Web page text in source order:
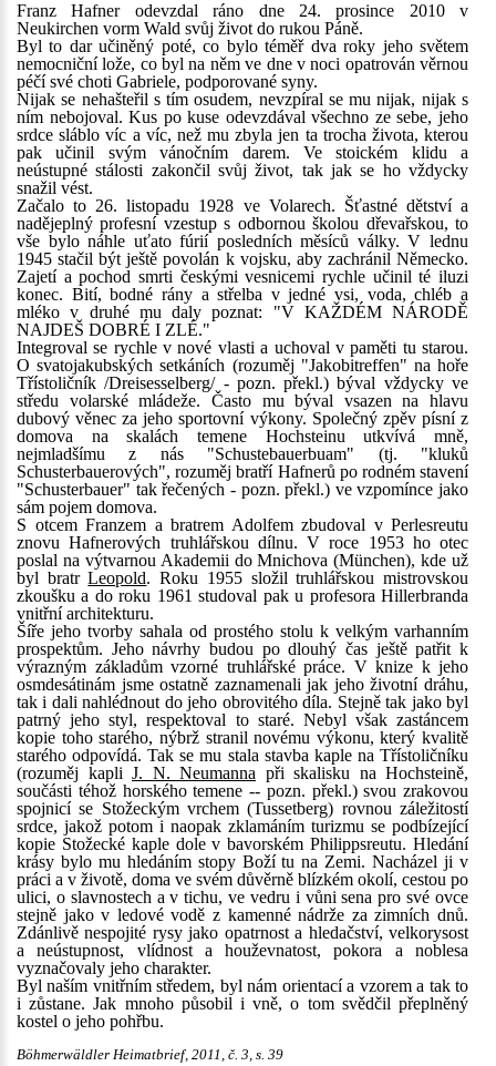
Franz Hafner odevzdal ráno dne 24. prosince 2010 v
Neukirchen vorm Wald svůj život do rukou Páně.
Byl to dar učiněný poté, co bylo téměř dva roky jeho světem
nemocniční lože, co byl na něm ve dne v noci opatrován věrnou
péčí své choti Gabriele, podporované syny.
Nijak se nehašteřil s tím osudem, nevzpíral se mu nijak, nijak s
ním nebojoval. Kus po kuse odevzdával všechno ze sebe, jeho
srdce sláblo víc a víc, než mu zbyla jen ta trocha života, kterou
pak učinil svým vánočním darem. Ve stoickém klidu a
neústupné stálosti zakončil svůj život, tak jak se ho vždycky
snažil vést.
Začalo to 26. listopadu 1928 ve Volarech. Šťastné dětství a
nadějeplný profesní vzestup s odbornou školou dřevařskou, to
vše bylo náhle uťato fúrií posledních měsíců války. V lednu
1945 stačil být ještě povolán k vojsku, aby zachránil Německo.
Zajetí a pochod smrti českými vesnicemi rychle učinil té iluzi
konec. Bití, bodné rány a střelba v jedné vsi, voda, chléb a
mléko v druhé mu daly poznat: "V KAŽDÉM NÁRODĚ
NAJDEŠ DOBRÉ I ZLÉ."
Integroval se rychle v nové vlasti a uchoval v paměti tu starou.
O svatojakubských setkáních (rozuměj "Jakobitreffen" na hoře
Třístoličník /Dreisesselberg/ - pozn. překl.) býval vždycky ve
středu volarské mládeže. Často mu býval vsazen na hlavu
dubový věnec za jeho sportovní výkony. Společný zpěv písní z
domova na skalách temene Hochsteinu utkvívá mně,
nejmladšímu z nás "Schustebauerbuam" (tj. "kluků
Schusterbauerových", rozuměj bratří Hafnerů po rodném stavení
"Schusterbauer" tak řečených - pozn. překl.) ve vzpomínce jako
sám pojem domova.
S otcem Franzem a bratrem Adolfem zbudoval v Perlesreutu
znovu Hafnerových truhlářskou dílnu. V roce 1953 ho otec
poslal na výtvarnou Akademii do Mnichova (München), kde už
byl bratrLeopold. Roku 1955 složil truhlářskou mistrovskou
zkoušku a do roku 1961 studoval pak u profesora Hillerbranda
vnitřní architekturu.
Šíře jeho tvorby sahala od prostého stolu k velkým varhanním
prospektům. Jeho návrhy budou po dlouhý čas ještě patřit k
výrazným základům vzorné truhlářské práce. V knize k jeho
osmdesátinám jsme ostatně zaznamenali jak jeho životní dráhu,
tak i dali nahlédnout do jeho obrovitého díla. Stejně tak jako byl
patrný jeho styl, respektoval to staré. Nebyl však zastáncem
kopie toho starého, nýbrž stranil novému výkonu, který kvalitě
starého odpovídá. Tak se mu stala stavba kaple na Třístoličníku
(rozuměj kapli J. N. Neumanna při skalisku na Hochsteině,
součásti téhož horského temene -- pozn. překl.) svou zrakovou
spojnicí se Stožeckým vrchem (Tussetberg) rovnou záležitostí
srdce, jakož potom i naopak zklamáním turizmu se podbízející
kopie Stožecké kaple dole v bavorském Philippsreutu. Hledání
krásy bylo mu hledáním stopy Boží tu na Zemi. Nacházel ji v
práci a v životě, doma ve svém důvěrně blízkém okolí, cestou po
ulici, o slavnostech a v tichu, ve vedru i vůni sena pro své ovce
stejně jako v ledové vodě z kamenné nádrže za zimních dnů.
Zdánlivě nespojité rysy jako opatrnost a hledačství, velkorysost
a neústupnost, vlídnost a houževnatost, pokora a noblesa
vyznačovaly jeho charakter.
Byl naším vnitřním středem, byl nám orientací a vzorem a tak to
i zůstane. Jak mnoho působil i vně, o tom svědčil přeplněný
kostel o jeho pohřbu.
Böhmerwäldler Heimatbrief, 2011, č. 3, s. 39